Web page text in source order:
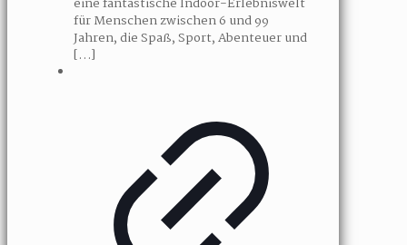
eine fantastische Indoor-Erlebniswelt
für Menschen zwischen 6 und 99
Jahren, die Spaß, Sport, Abenteuer und
[…]